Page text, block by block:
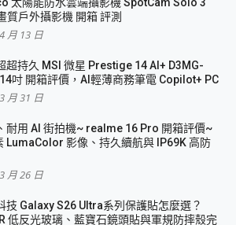
質戶外攝影機 開箱 評測
月 13 日
超持久 MSI 微星 Prestige 14 AI+ D3MG-
吋 開箱評價，AI輕薄商務筆電 Copilot+ PC
月 31 日
耐用 AI 街拍機~ realme 16 Pro 開箱評價~
LumaColor 影像、持久續航與 IP69K 高防
月 26 日
技 Galaxy S26 Ultra系列保護貼怎麼選？
低反光玻璃、藍寶石鏡頭貼與軍規防摔殼完